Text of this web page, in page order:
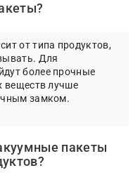
от типа продуктов,
Для
более прочные
веществ лучше
замком.
пакеты